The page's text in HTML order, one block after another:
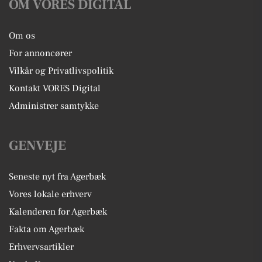
OM VORES DIGITAL
Om os
For annoncører
Vilkår og Privatlivspolitik
Kontakt VORES Digital
Administrer samtykke
GENVEJE
Seneste nyt fra Agerbæk
Vores lokale erhverv
Kalenderen for Agerbæk
Fakta om Agerbæk
Erhvervsartikler